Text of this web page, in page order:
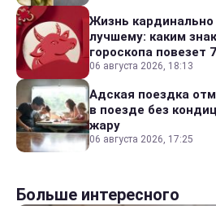
Жизнь кардинально
лучшему: каким
гороскопа повезет
06 августа 2026, 18:13
Адская поездка
в поезде без
жару
06 августа 2026, 17:25
Больше интересного